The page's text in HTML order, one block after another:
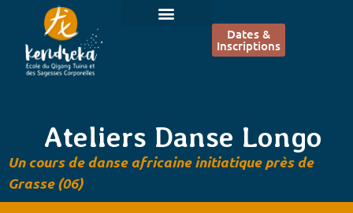
Dates &
Inscriptions
Ateliers Danse Longo
Un cours de danse africaine initiatique près de
Grasse (06)